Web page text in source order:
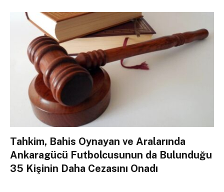
Tahkim, Bahis Oynayan ve Aralarında
Ankaragücü Futbolcusunun da Bulunduğu
35 Kişinin Daha Cezasını Onadı